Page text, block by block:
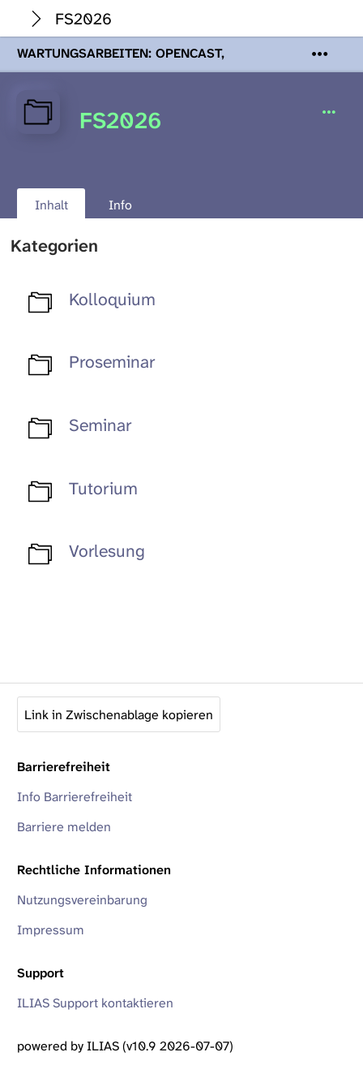
FS2026
WARTUNGSARBEITEN: OPENCAST,
PODCASTS & TOBIRA
Mi 19. August
Wartungsarbeiten an den Opencast-
Servern werden Ihnen Podcasts,
FS2026
Inhalt Info
Kategorien
Kolloquium
Proseminar
Seminar
Tutorium
Vorlesung
Link in Zwischenablage kopieren
Barrierefreiheit
Info Barrierefreiheit
Barriere melden
Rechtliche Informationen
Nutzungsvereinbarung
Impressum
Support
ILIAS Support kontaktieren
powered by ILIAS (v10.9 2026-07-07)